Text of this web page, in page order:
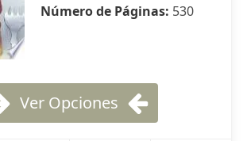
Número de Páginas: 530
Ver Opciones